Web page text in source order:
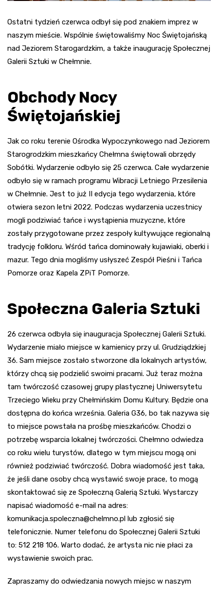
Ostatni tydzień czerwca odbył się pod znakiem imprez w
naszym mieście. Wspólnie świętowaliśmy Noc Świętojańską
nad Jeziorem Starogardzkim, a także inaugurację Społecznej
Galerii Sztuki w Chełmnie.
Obchody Nocy
Świętojańskiej
Jak co roku terenie Ośrodka Wypoczynkowego nad Jeziorem
Starogrodzkim mieszkańcy Chełmna świętowali obrzędy
Sobótki. Wydarzenie odbyło się 25 czerwca. Całe wydarzenie
odbyło się w ramach programu Wibracji Letniego Przesilenia
w Chełmnie. Jest to już II edycja tego wydarzenia, które
otwiera sezon letni 2022. Podczas wydarzenia uczestnicy
mogli podziwiać tańce i wystąpienia muzyczne, które
zostały przygotowane przez zespoły kultywujące regionalną
tradycję folkloru. Wśród tańca dominowały kujawiaki, oberki i
mazur. Tego dnia mogliśmy usłyszeć Zespół Pieśni i Tańca
Pomorze oraz Kapela ZPiT Pomorze.
Społeczna Galeria Sztuki
26 czerwca odbyła się inauguracja Społecznej Galerii Sztuki.
Wydarzenie miało miejsce w kamienicy przy ul. Grudziądzkiej
36. Sam miejsce zostało stworzone dla lokalnych artystów,
którzy chcą się podzielić swoimi pracami. Już teraz można
tam twórczość czasowej grupy plastycznej Uniwersytetu
Trzeciego Wieku przy Chełmińskim Domu Kultury. Będzie ona
dostępna do końca września. Galeria G36, bo tak nazywa się
to miejsce powstała na prośbę mieszkańców. Chodzi o
potrzebę wsparcia lokalnej twórczości. Chełmno odwiedza
co roku wielu turystów, dlatego w tym miejscu mogą oni
również podziwiać twórczość. Dobra wiadomość jest taka,
że jeśli dane osoby chcą wystawić swoje prace, to mogą
skontaktować się ze Społeczną Galerią Sztuki. Wystarczy
napisać wiadomość e-mail na adres:
komunikacja.spoleczna@chelmno.pl lub zgłosić się
telefonicznie. Numer telefonu do Społecznej Galerii Sztuki
to: 512 218 106. Warto dodać, że artysta nic nie płaci za
wystawienie swoich prac.
Zapraszamy do odwiedzania nowych miejsc w naszym